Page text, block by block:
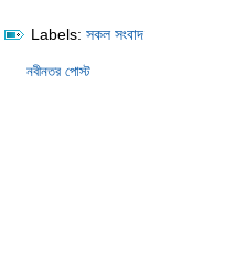
Labels: সকল সংবাদ
নবীনতর পোস্ট